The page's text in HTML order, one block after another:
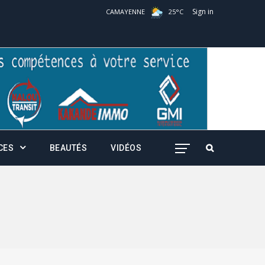
CAMAYENNE 25°C Sign in
BEAUTÉS VIDÉOS